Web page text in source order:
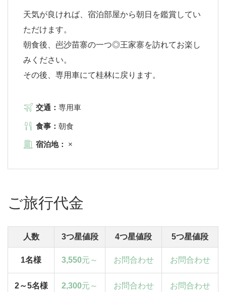
天気が良ければ、宿泊部屋から朝日を鑑賞してい
ただけます。
朝食後、岜沙苗寨の一つ◎王家寨を訪れてお楽し
みください。
その後、専用車にて桂林に戻ります。
交通： 専用車
食事： 朝食
宿泊地： ×
ご旅行代金
人数 3つ星値段 4つ星値段 5つ星値段
1名様 3,550元～ お問合わせ お問合わせ
2～5名様 2,300元～ お問合わせ お問合わせ